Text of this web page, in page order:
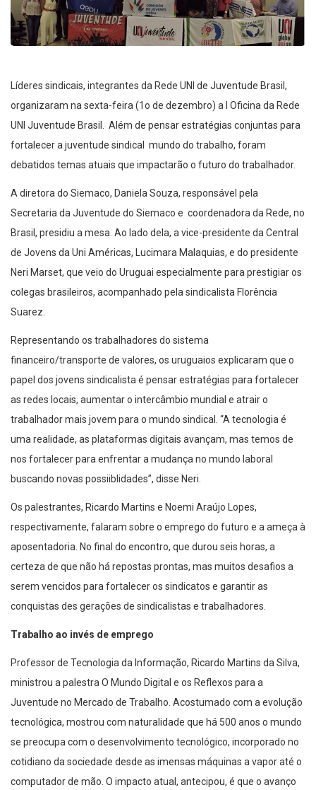
Líderes sindicais, integrantes da Rede UNI de Juventude Brasil,
organizaram na sexta-feira (1o de dezembro) a I Oficina da Rede
UNI Juventude Brasil. Além de pensar estratégias conjuntas para
fortalecer a juventude sindical mundo do trabalho, foram
debatidos temas atuais que impactarão o futuro do trabalhador.
A diretora do Siemaco, Daniela Souza, responsável pela
Secretaria da Juventude do Siemaco e coordenadora da Rede, no
Brasil, presidiu a mesa. Ao lado dela, a vice-presidente da Central
de Jovens da Uni Américas, Lucimara Malaquias, e do presidente
Neri Marset, que veio do Uruguai especialmente para prestigiar os
colegas brasileiros, acompanhado pela sindicalista Florência
Suarez.
Representando os trabalhadores do sistema
financeiro/transporte de valores, os uruguaios explicaram que o
papel dos jovens sindicalista é pensar estratégias para fortalecer
as redes locais, aumentar o intercâmbio mundial e atrair o
trabalhador mais jovem para o mundo sindical. “A tecnologia é
uma realidade, as plataformas digitais avançam, mas temos de
nos fortalecer para enfrentar a mudança no mundo laboral
buscando novas possiiblidades”, disse Neri.
Os palestrantes, Ricardo Martins e Noemi Araújo Lopes,
respectivamente, falaram sobre o emprego do futuro e a ameça à
aposentadoria. No final do encontro, que durou seis horas, a
certeza de que não há repostas prontas, mas muitos desafios a
serem vencidos para fortalecer os sindicatos e garantir as
conquistas des gerações de sindicalistas e trabalhadores.
Trabalho ao invés de emprego
Professor de Tecnologia da Informação, Ricardo Martins da Silva,
ministrou a palestra O Mundo Digital e os Reflexos para a
Juventude no Mercado de Trabalho. Acostumado com a evolução
tecnológica, mostrou com naturalidade que há 500 anos o mundo
se preocupa com o desenvolvimento tecnológico, incorporado no
cotidiano da sociedade desde as imensas máquinas a vapor até o
computador de mão. O impacto atual, antecipou, é que o avanço